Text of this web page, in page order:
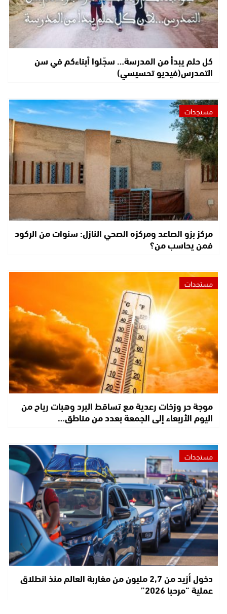
كل حلم يبدأ من المدرسة… سجّلوا أبناءكم في سن
التمدرس(فيديو تحسيسي)
مستجدات
مركز بزو الصاعد ومركزه الصحي النازل: سنوات من الركود
فمن يحاسب من؟
مستجدات
موجة حر وزخات رعدية مع تساقط البرد وهبات رياح من
اليوم الأربعاء إلى الجمعة بعدد من مناطق…
مستجدات
دخول أزيد من 2,7 مليون من مغاربة العالم منذ انطلاق
عملية “مرحبا 2026”